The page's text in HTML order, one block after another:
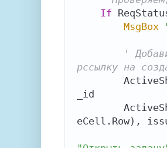
If
MsgBox
'
рссылку на
_id
eCell.Row),